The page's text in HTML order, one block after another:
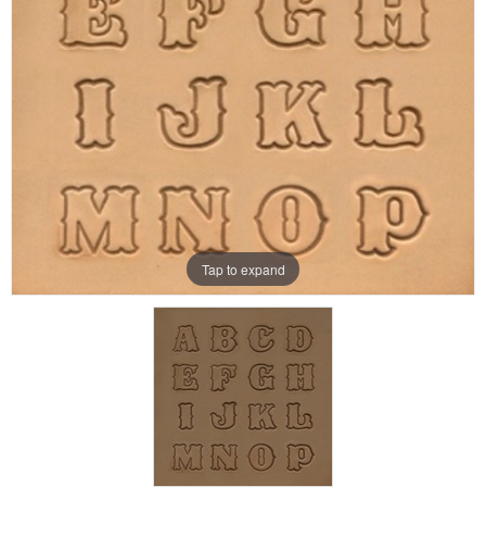
Merken
Tap to expand